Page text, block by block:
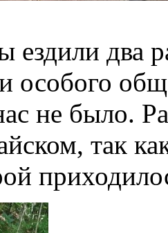
два
особого
не было.
так